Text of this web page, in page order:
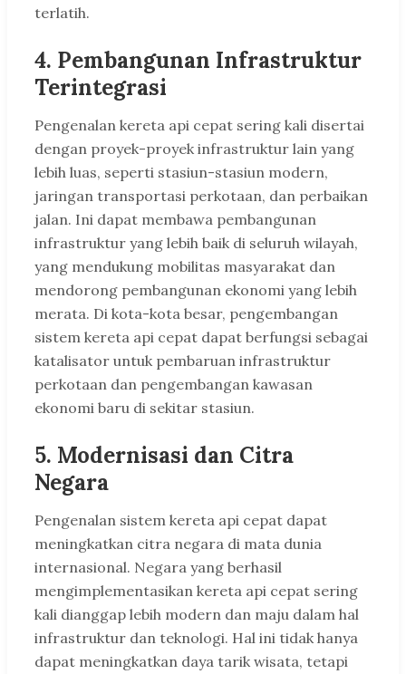
terlatih.
4. Pembangunan Infrastruktur
Terintegrasi
Pengenalan kereta api cepat sering kali disertai
dengan proyek-proyek infrastruktur lain yang
lebih luas, seperti stasiun-stasiun modern,
jaringan transportasi perkotaan, dan perbaikan
jalan. Ini dapat membawa pembangunan
infrastruktur yang lebih baik di seluruh wilayah,
yang mendukung mobilitas masyarakat dan
mendorong pembangunan ekonomi yang lebih
merata. Di kota-kota besar, pengembangan
sistem kereta api cepat dapat berfungsi sebagai
katalisator untuk pembaruan infrastruktur
perkotaan dan pengembangan kawasan
ekonomi baru di sekitar stasiun.
5. Modernisasi dan Citra
Negara
Pengenalan sistem kereta api cepat dapat
meningkatkan citra negara di mata dunia
internasional. Negara yang berhasil
mengimplementasikan kereta api cepat sering
kali dianggap lebih modern dan maju dalam hal
infrastruktur dan teknologi. Hal ini tidak hanya
dapat meningkatkan daya tarik wisata, tetapi